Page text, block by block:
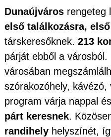
Dunaújváros rengeteg
első találkozásra,
társkeresőknek. 213
párját ebből a városból.
városában
szórakozóhely, kávézó,
program várja nappal
párt keresnek.
randihely helyszínét,